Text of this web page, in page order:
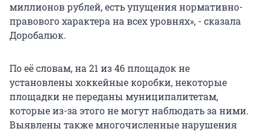
миллионов рублей, есть упущения нормативно-
правового характера на всех уровнях», - сказала
Доробалюк.
По её словам, на 21 из 46 площадок не
установлены хоккейные коробки, некоторые
площадки не переданы муниципалитетам,
которые из-за этого не могут наблюдать за ними.
Выявлены также многочисленные нарушения